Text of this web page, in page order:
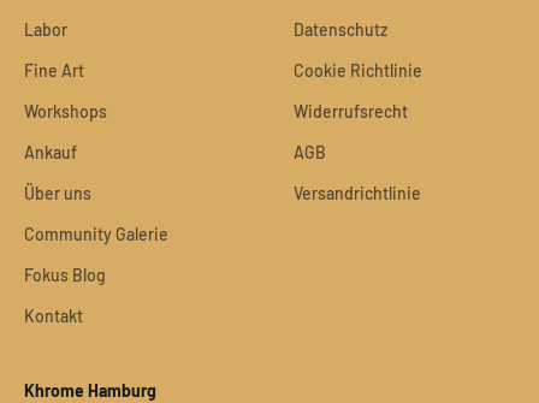
Labor
Fine Art
Workshops
Ankauf
Über uns
Community Galerie
Fokus Blog
Kontakt
Datenschutz
Cookie Richtlinie
Widerrufsrecht
AGB
Versandrichtlinie
Khrome Hamburg